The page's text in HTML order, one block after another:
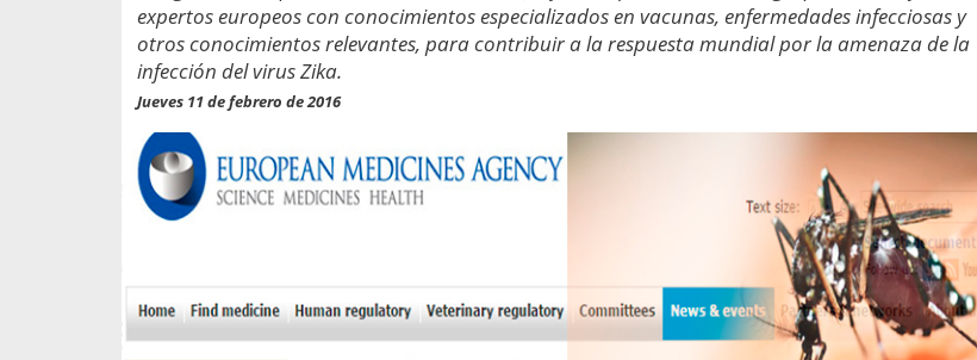
expertos europeos con conocimientos especializados en vacunas, enfermedades infecciosas y
otros conocimientos relevantes, para contribuir a la respuesta mundial por la amenaza de la
infección del virus Zika.
Jueves 11 de febrero de 2016
sobre viajes al extranjero
que deben hacer...
propaga a un gran número de...
enfermedades periodontales. Sin
embargo, estas son las...